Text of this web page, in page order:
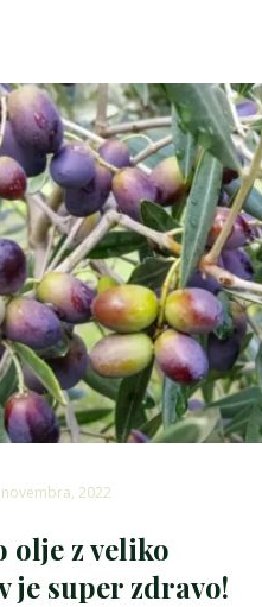
2022
olje z veliko
je super zdravo!